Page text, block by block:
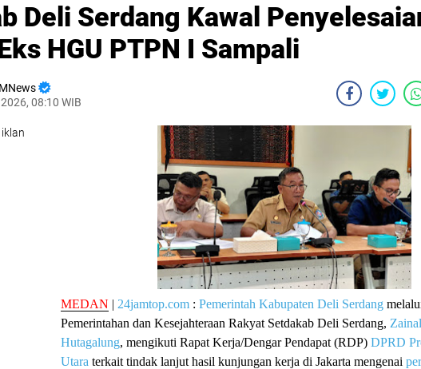
Deli Serdang Kawal
HGU PTPN I Sampali
08:10 WIB
MEDAN | 24jamtop.com : Pemerintah Kabupaten Deli Serdang
Pemerintahan dan Kesejahteraan Rakyat Setdakab Deli Serdang,
Hutagalung, mengikuti Rapat Kerja/Dengar Pendapat (RDP) DPRD
Utara terkait tindak lanjut hasil kunjungan kerja di Jakarta mengenai